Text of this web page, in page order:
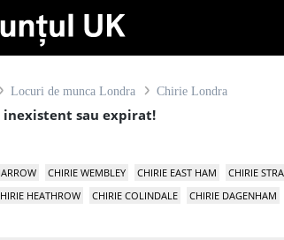
Locuri de munca Londra Chirie Londra
inexistent sau expirat!
CHIRIE WEMBLEY CHIRIE EAST HAM CHIRIE
HEATHROW CHIRIE COLINDALE CHIRIE DAGENHAM